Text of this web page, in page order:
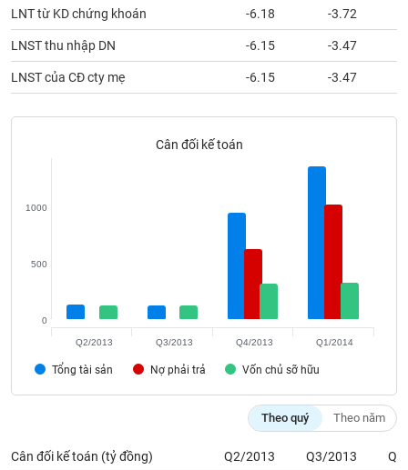
LNT từ KD chứng khoán -6.18 -3.72
LNST thu nhập DN -6.15 -3.47
LNST của CĐ cty mẹ -6.15 -3.47
Cân đối kế toán
Tổng tài sản Nợ phải trả Vốn chủ sỡ hữu
0
500
1000
Q2/2013 Q3/2013 Q4/2013 Q1/2014
Theo quý Theo năm
Cân đối kế toán (tỷ đồng) Q2/2013 Q3/2013
SẢN
Mã
chứng
khoán
(-)
Chỉ số
(-)
Người liên quan
viết
(-)